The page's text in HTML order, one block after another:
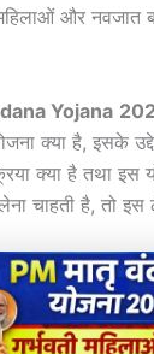
और नवजात
Yojana
क्या है, इसके
क्या है तथा इस
चाहती है, तो